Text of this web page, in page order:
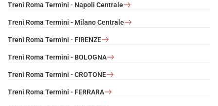
Treni Roma Termini - Napoli Centrale
Treni Roma Termini - Milano Centrale
Treni Roma Termini - FIRENZE
Treni Roma Termini - BOLOGNA
Treni Roma Termini - CROTONE
Treni Roma Termini - FERRARA